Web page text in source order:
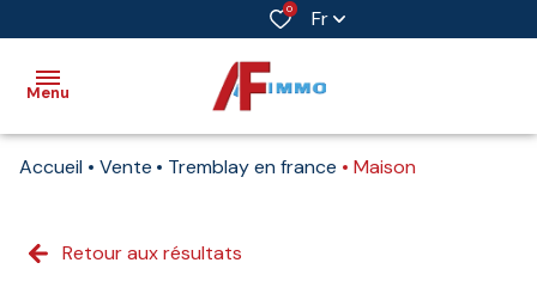
0 Fr
Menu
Vente
Accueil Vente Tremblay en france Maison
Retour aux résultats